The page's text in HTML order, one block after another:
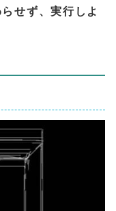
せず、実行しよ